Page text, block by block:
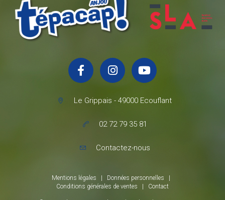
Le Grippais - 49000 Ecouflant
02 72 79 35 81
Contactez-nous
Mentions légales Données personnelles
Conditions générales de ventes
Contact